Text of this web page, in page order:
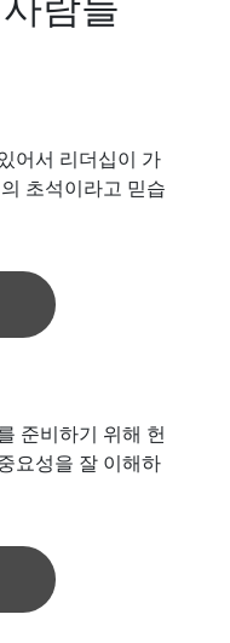
어서 리더십이 가
초석이라고 믿습
준비하기 위해 헌
요성을 잘 이해하